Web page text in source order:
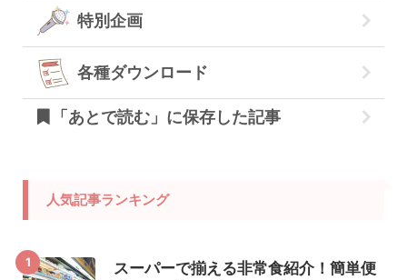
特別企画
各種ダウンロード
「あとで読む」に保存した記事
人気記事ランキング
1
スーパーで揃える非常食紹介！簡単便